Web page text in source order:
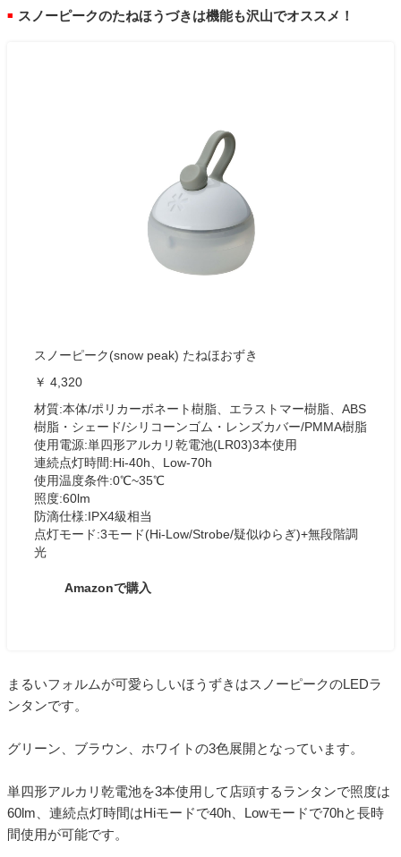
■ スノーピークのたねほうづきは機能も沢山でオススメ！
スノーピーク(snow peak) たねほおずき
￥ 4,320
材質:本体/ポリカーボネート樹脂、エラストマー樹脂、ABS
樹脂・シェード/シリコーンゴム・レンズカバー/PMMA樹脂
使用電源:単四形アルカリ乾電池(LR03)3本使用
連続点灯時間:Hi-40h、Low-70h
使用温度条件:0℃~35℃
照度:60lm
防滴仕様:IPX4級相当
点灯モード:3モード(Hi-Low/Strobe/疑似ゆらぎ)+無段階調
光
Amazonで購入
まるいフォルムが可愛らしいほうずきはスノーピークのLEDラ
ンタンです。
グリーン、ブラウン、ホワイトの3色展開となっています。
単四形アルカリ乾電池を3本使用して店頭するランタンで照度は
60lm、連続点灯時間はHiモードで40h、Lowモードで70hと長時
間使用が可能です。